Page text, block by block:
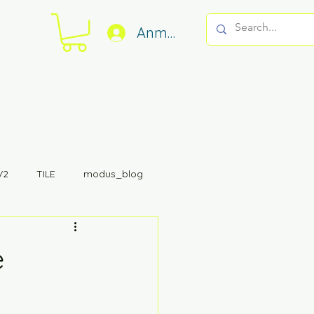
Anmelden
TILE modus_blog
FRS5X Waveguide